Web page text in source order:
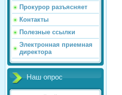
Прокурор разъясняет
Контакты
Полезные ссылки
Электронная приемная
директора
Наш опрос